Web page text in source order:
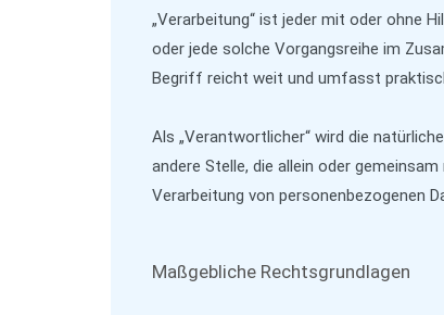
„Verarbeitung“ ist jeder mit oder ohne
oder jede solche Vorgangsreihe im
Begriff reicht weit und umfasst
Als „Verantwortlicher“ wird die
andere Stelle, die allein oder
Verarbeitung von personenbezogenen
Maßgebliche Rechtsgrundlagen